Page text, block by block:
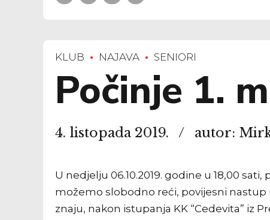
KLUB NAJAVA SENIORI
Počinje 1.
4. listopada 2019. autor:
U nedjelju 06.10.2019. godine u 18,00
možemo slobodno reći, povijesni nastup
znaju, nakon istupanja KK “Cedevita” iz